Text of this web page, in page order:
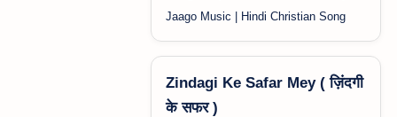
Jaago Music | Hindi Christian Song
Zindagi Ke Safar Mey ( ज़िंदगी
के सफर )